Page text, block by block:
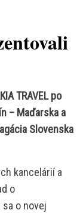
TRAVEL po
– Maďarska a
Slovenska
kancelárií a
o
o novej